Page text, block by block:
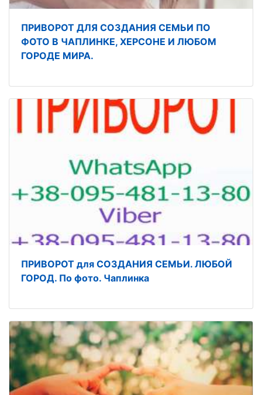
ПРИВОРОТ ДЛЯ СОЗДАНИЯ СЕМЬИ ПО
ФОТО В ЧАПЛИНКЕ, ХЕРСОНЕ И ЛЮБОМ
ГОРОДЕ МИРА.
ПРИВОРОТ для СОЗДАНИЯ СЕМЬИ. ЛЮБОЙ
ГОРОД. По фото. Чаплинка